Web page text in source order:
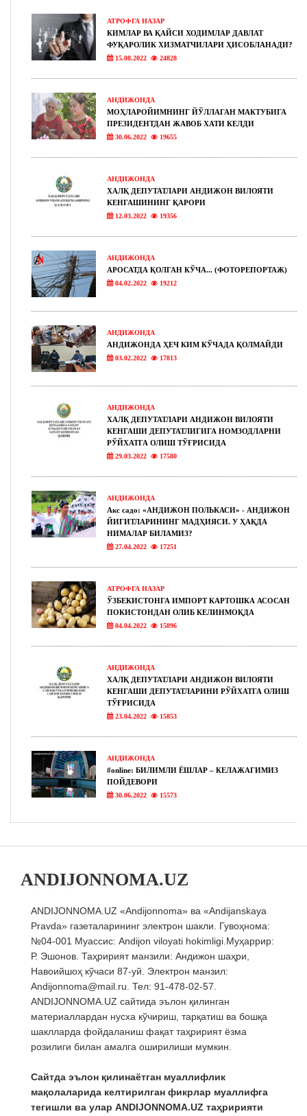
АТРОФГА НАЗАР
КИМЛАР ВА ҚАЙСИ ХОДИМЛАР ДАВЛАТ
ФУҚАРОЛИК ХИЗМАТЧИЛАРИ ҲИСОБЛАНАДИ?
15.08.2022 24828
АНДИЖОНДА
МОҲЛАРОЙИМНИНГ ЙЎЛЛАГАН МАКТУБИГА
ПРЕЗИДЕНТДАН ЖАВОБ ХАТИ КЕЛДИ
30.06.2022 19655
АНДИЖОНДА
ХАЛҚ ДЕПУТАТЛАРИ АНДИЖОН ВИЛОЯТИ
КЕНГАШИНИНГ ҚАРОРИ
12.03.2022 19356
АНДИЖОНДА
АРОСАТДА ҚОЛГАН КЎЧА... (ФОТОРЕПОРТАЖ)
04.02.2022 19212
АНДИЖОНДА
АНДИЖОНДА ҲЕЧ КИМ КЎЧАДА ҚОЛМАЙДИ
03.02.2022 17813
АНДИЖОНДА
ХАЛҚ ДЕПУТАТЛАРИ АНДИЖОН ВИЛОЯТИ
КЕНГАШИ ДЕПУТАТЛИГИГА НОМЗОДЛАРНИ
РЎЙХАТГА ОЛИШ ТЎҒРИСИДА
29.03.2022 17580
АНДИЖОНДА
Акс садо: «АНДИЖОН ПОЛЬКАСИ» - АНДИЖОН
ЙИГИТЛАРИНИНГ МАДҲИЯСИ. У ҲАҚДА
НИМАЛАР БИЛАМИЗ?
27.04.2022 17251
АТРОФГА НАЗАР
ЎЗБЕКИСТОНГА ИМПОРТ КАРТОШКА АСОСАН
ПОКИСТОНДАН ОЛИБ КЕЛИНМОҚДА
04.04.2022 15896
АНДИЖОНДА
ХАЛҚ ДЕПУТАТЛАРИ АНДИЖОН ВИЛОЯТИ
КЕНГАШИ ДЕПУТАТЛАРИНИ РЎЙХАТГА ОЛИШ
ТЎҒРИСИДА
23.04.2022 15853
АНДИЖОНДА
#online: БИЛИМЛИ ЁШЛАР – КЕЛАЖАГИМИЗ
ПОЙДЕВОРИ
30.06.2022 15573
ANDIJONNOMA.UZ
ANDIJONNOMA.UZ «Andijonnoma» ва «Andijanskaya
Pravda» газеталарининг электрон шакли. Гувоҳнома:
№04-001 Муассис: Andijon viloyati hokimligi.Муҳаррир:
Р. Эшонов. Таҳририят манзили: Андижон шаҳри,
Навоийшоҳ кўчаси 87-уй. Электрон манзил:
Andijonnoma@mail.ru. Тел: 91-478-02-57.
ANDIJONNOMA.UZ сайтида эълон қилинган
материаллардан нусха кўчириш, тарқатиш ва бошқа
шаклларда фойдаланиш фақат таҳририят ёзма
розилиги билан амалга оширилиши мумкин.
Сайтда эълон қилинаётган муаллифлик
мақолаларида келтирилган фикрлар муаллифга
тегишли ва улар ANDIJONNOMA.UZ таҳририяти